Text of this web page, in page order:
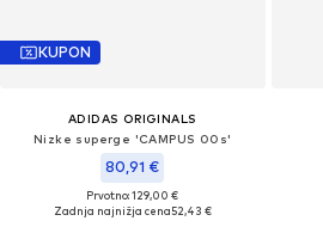
KUPON
ADIDAS ORIGINALS
Nizke superge 'CAMPUS 00s'
80,91 €
Prvotno: 129,00 €
Zadnja najnižja cena52,43 €